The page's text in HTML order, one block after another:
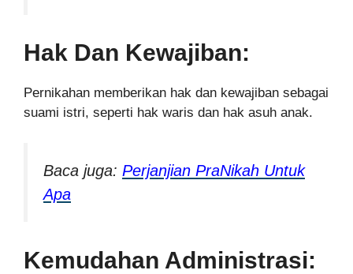
Hak Dan Kewajiban:
Pernikahan memberikan hak dan kewajiban sebagai
suami istri, seperti hak waris dan hak asuh anak.
Baca juga: Perjanjian PraNikah Untuk
Apa
Kemudahan Administrasi: